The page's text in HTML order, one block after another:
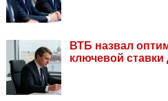
ВТБ назвал
ключевой ставки